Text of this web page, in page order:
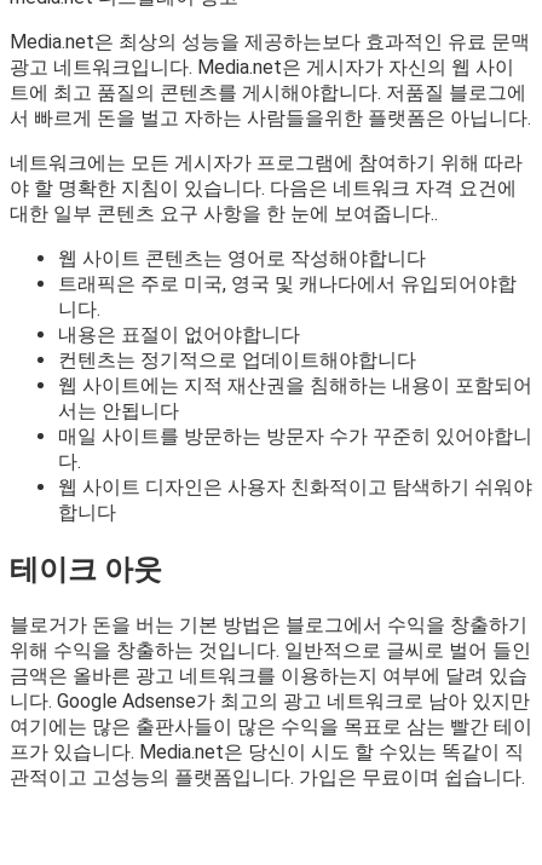
Media.net은 최상의 성능을 제공하는보다 효과적인 유료 문맥
광고 네트워크입니다. Media.net은 게시자가 자신의 웹 사이
트에 최고 품질의 콘텐츠를 게시해야합니다. 저품질 블로그에
서 빠르게 돈을 벌고 자하는 사람들을위한 플랫폼은 아닙니다.
네트워크에는 모든 게시자가 프로그램에 참여하기 위해 따라
야 할 명확한 지침이 있습니다. 다음은 네트워크 자격 요건에
대한 일부 콘텐츠 요구 사항을 한 눈에 보여줍니다..
웹 사이트 콘텐츠는 영어로 작성해야합니다
트래픽은 주로 미국, 영국 및 캐나다에서 유입되어야합
니다.
내용은 표절이 없어야합니다
컨텐츠는 정기적으로 업데이트해야합니다
웹 사이트에는 지적 재산권을 침해하는 내용이 포함되어
서는 안됩니다
매일 사이트를 방문하는 방문자 수가 꾸준히 있어야합니
다.
웹 사이트 디자인은 사용자 친화적이고 탐색하기 쉬워야
합니다
테이크 아웃
블로거가 돈을 버는 기본 방법은 블로그에서 수익을 창출하기
위해 수익을 창출하는 것입니다. 일반적으로 글씨로 벌어 들인
금액은 올바른 광고 네트워크를 이용하는지 여부에 달려 있습
니다. Google Adsense가 최고의 광고 네트워크로 남아 있지만
여기에는 많은 출판사들이 많은 수익을 목표로 삼는 빨간 테이
프가 있습니다. Media.net은 당신이 시도 할 수있는 똑같이 직
관적이고 고성능의 플랫폼입니다. 가입은 무료이며 쉽습니다.